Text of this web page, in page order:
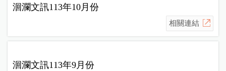
洄瀾文訊113年10月份
相關連結
洄瀾文訊113年9月份